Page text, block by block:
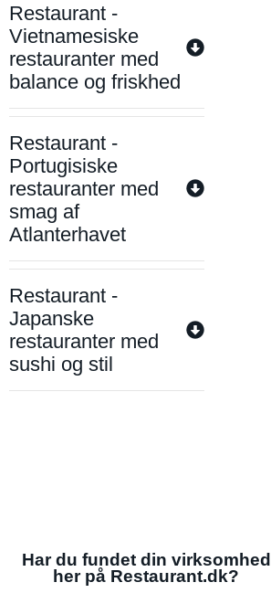
Restaurant -
Vietnamesiske
restauranter med
balance og friskhed
Restaurant -
Portugisiske
restauranter med
smag af
Atlanterhavet
Restaurant -
Japanske
restauranter med
sushi og stil
Har du fundet din virksomhed
her på Restaurant.dk?